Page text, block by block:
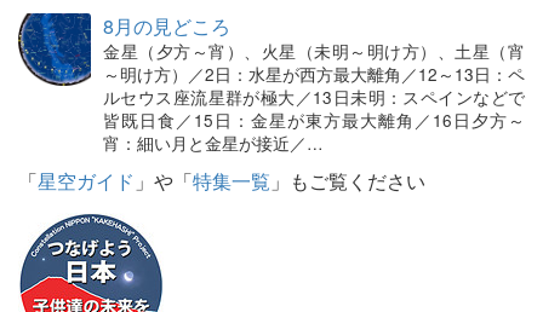
8月の見どころ
金星（夕方～宵）、火星（未明～明け方）、土星（宵
～明け方）／2日：水星が西方最大離角／12～13日：ペ
ルセウス座流星群が極大／13日未明：スペインなどで
皆既日食／15日：金星が東方最大離角／16日夕方～
宵：細い月と金星が接近／…
「星空ガイド 」や「特集一覧 」もご覧ください